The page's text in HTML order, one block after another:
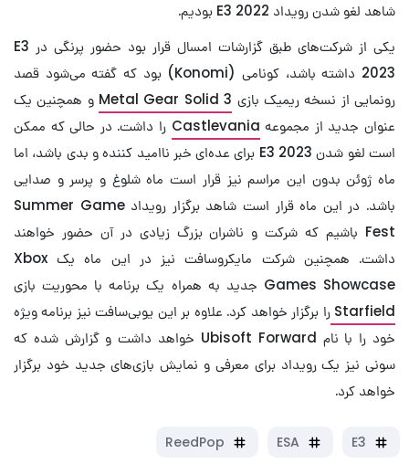
شاهد لغو شدن رویداد E3 2022 بودیم.
یکی از شرکت‌های طبق گزارشات امسال قرار بود حضور پرنگی در E3
2023 داشته باشد، کونامی (Konomi) بود که گفته می‌شود قصد
رونمایی از نسخه ریمیک بازی Metal Gear Solid 3 و همچنین یک
عنوان جدید از مجموعه Castlevania را داشت. در حالی که ممکن
است لغو شدن E3 2023 برای عده‌ای خبر ناامید کننده و بدی باشد، اما
ماه ژوئن بدون این مراسم نیز قرار است ماه شلوغ و پرسر و صدایی
باشد. در این ماه قرار است شاهد برگزار رویداد Summer Game
Fest باشیم که شرکت و ناشران بزرگ زیادی در آن حضور خواهند
داشت. همچنین شرکت مایکروسافت نیز در این ماه یک Xbox
Games Showcase جدید به همراه یک برنامه با محوریت بازی
Starfield را برگزار خواهد کرد. علاوه بر این یوبی‌سافت نیز برنامه ویژه
خود را با نام Ubisoft Forward خواهد داشت و گزارش شده که
سونی نیز یک رویداد برای معرفی و نمایش بازی‌های جدید خود برگزار
خواهد کرد.
E3
ESA
ReedPop